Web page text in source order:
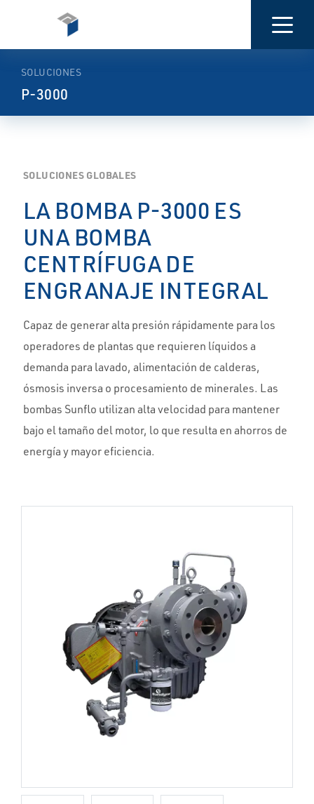
SOLUCIONES
P-3000
SOLUCIONES GLOBALES
LA BOMBA P-3000 ES
UNA BOMBA
CENTRÍFUGA DE
ENGRANAJE INTEGRAL
Capaz de generar alta presión rápidamente para los
operadores de plantas que requieren líquidos a
demanda para lavado, alimentación de calderas,
ósmosis inversa o procesamiento de minerales. Las
bombas Sunflo utilizan alta velocidad para mantener
bajo el tamaño del motor, lo que resulta en ahorros de
energía y mayor eficiencia.